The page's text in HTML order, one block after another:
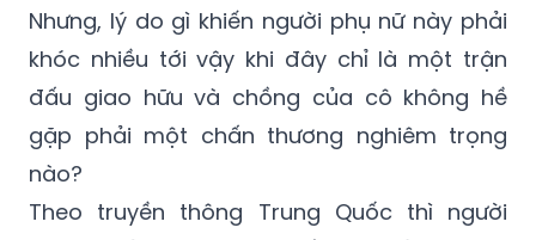
Nhưng, lý do gì khiến người phụ nữ này phải
khóc nhiều tới vậy khi đây chỉ là một trận
đấu giao hữu và chồng của cô không hề
gặp phải một chấn thương nghiêm trọng
nào?
Theo truyền thông Trung Quốc thì người